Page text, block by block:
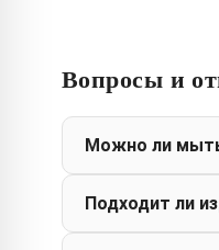
Вопросы и
Можно ли
Подходит ли